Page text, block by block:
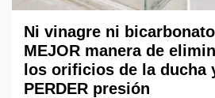
Ni vinagre ni
MEJOR manera de
los orificios de la ducha
PERDER presión